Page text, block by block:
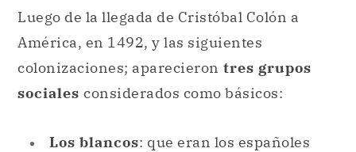
Luego de la llegada de Cristóbal Colón a
América, en 1492, y las siguientes
colonizaciones; aparecieron tres grupos
sociales considerados como básicos:
Los blancos: que eran los españoles